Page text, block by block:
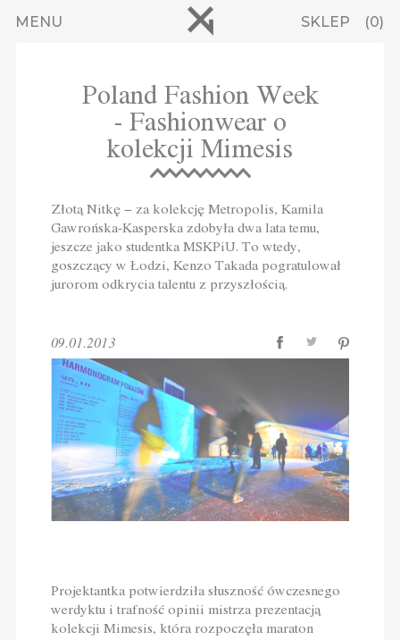
MENU SKLEP 0
Poland Fashion Week
- Fashionwear o
kolekcji Mimesis
Złotą Nitkę − za kolekcję Metropolis, Kamila
Gawrońska-Kasperska zdobyła dwa lata temu,
jeszcze jako studentka MSKPiU. To wtedy,
goszczący w Łodzi, Kenzo Takada pogratulował
jurorom odkrycia talentu z przyszłością.
09.01.2013
Projektantka potwierdziła słuszność ówczesnego
werdyktu i trafność opinii mistrza prezentacją
kolekcji Mimesis, która rozpoczęła maraton